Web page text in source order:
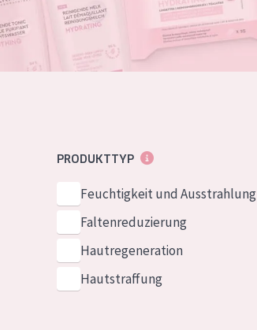
French
GreekPRODUKTTYP
Feuchtigkeit und Ausstrahlung
Faltenreduzierung
Hautregeneration
Hautstraffung